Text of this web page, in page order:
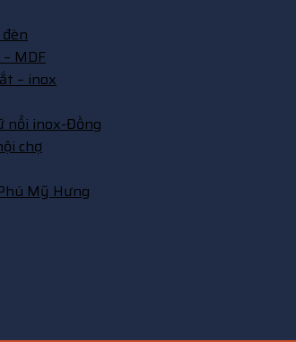
MDF
– inox
nổi inox-Đồng
chợ
Mỹ Hưng